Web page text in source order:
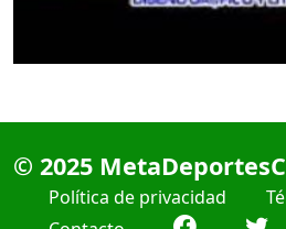
© 2025
Política de privacidad